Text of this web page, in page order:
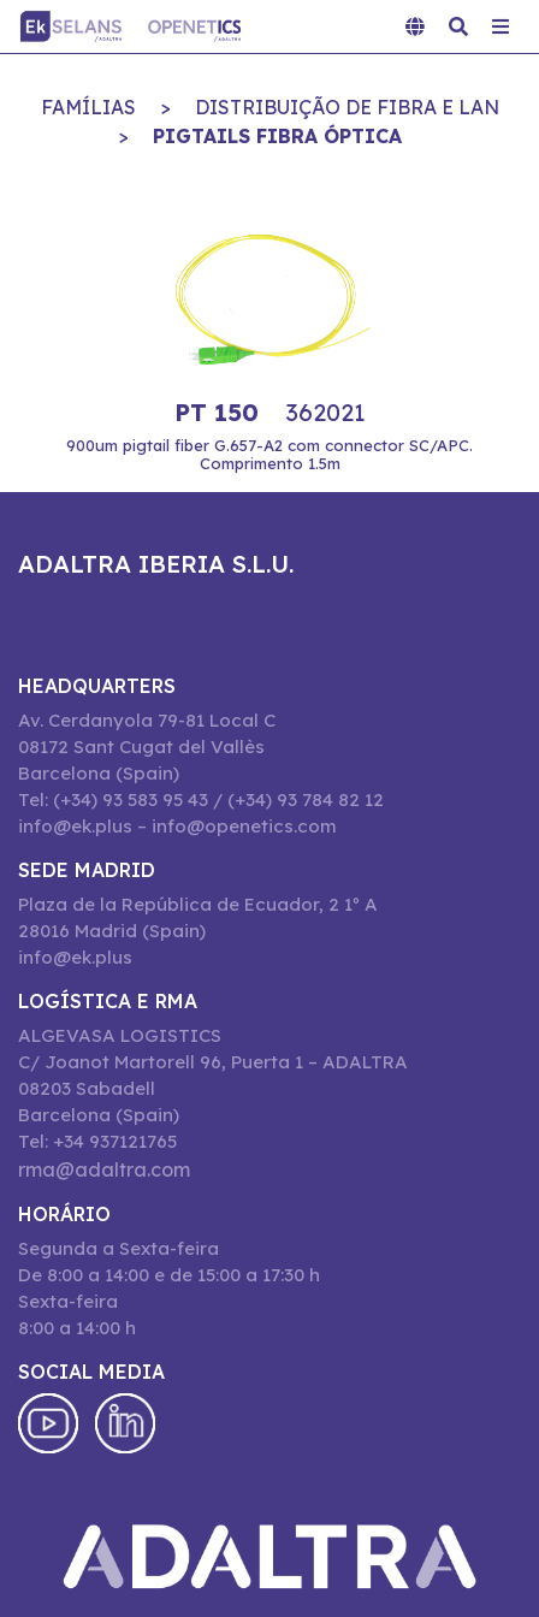
FAMÍLIAS >
DISTRIBUIÇÃO DE FIBRA E LAN
>
PIGTAILS FIBRA ÓPTICA
PT 150 362021
900um pigtail fiber G.657-A2 com connector SC/APC.
Comprimento 1.5m
ADALTRA IBERIA S.L.U.
HEADQUARTERS
Av. Cerdanyola 79-81 Local C
08172 Sant Cugat del Vallès
Barcelona (Spain)
Tel: (+34) 93 583 95 43 / (+34) 93 784 82 12
info@ek.plus – info@openetics.com
SEDE MADRID
Plaza de la República de Ecuador, 2 1º A
28016 Madrid (Spain)
info@ek.plus
LOGÍSTICA E RMA
ALGEVASA LOGISTICS
C/ Joanot Martorell 96, Puerta 1 – ADALTRA
08203 Sabadell
Barcelona (Spain)
Tel: +34 937121765
rma@adaltra.com
HORÁRIO
Segunda a Sexta-feira
De 8:00 a 14:00 e de 15:00 a 17:30 h
Sexta-feira
8:00 a 14:00 h
SOCIAL MEDIA